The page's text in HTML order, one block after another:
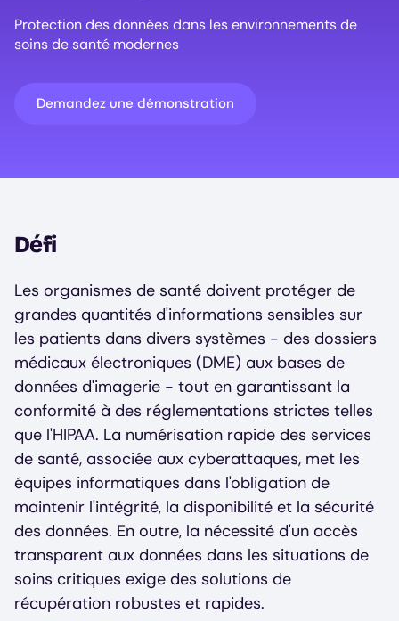
Protection des données dans les environnements de
soins de santé modernes
Demandez une démonstration
Défi
Les organismes de santé doivent protéger de
grandes quantités d'informations sensibles sur
les patients dans divers systèmes - des dossiers
médicaux électroniques (DME) aux bases de
données d'imagerie - tout en garantissant la
conformité à des réglementations strictes telles
que l'HIPAA. La numérisation rapide des services
de santé, associée aux cyberattaques, met les
équipes informatiques dans l'obligation de
maintenir l'intégrité, la disponibilité et la sécurité
des données. En outre, la nécessité d'un accès
transparent aux données dans les situations de
soins critiques exige des solutions de
récupération robustes et rapides.